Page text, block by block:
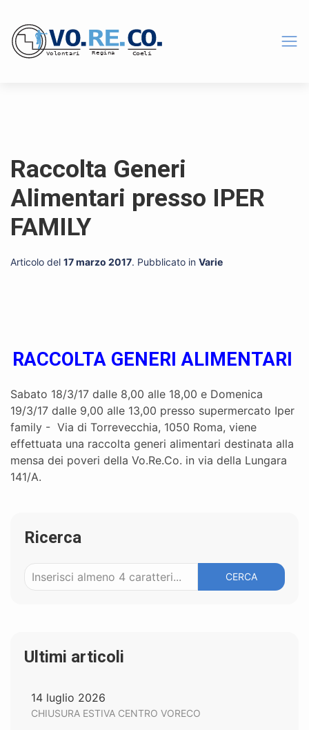
Raccolta Generi
Alimentari presso IPER
FAMILY
Articolo del 17 marzo 2017. Pubblicato in Varie
RACCOLTA GENERI ALIMENTARI
Sabato 18/3/17 dalle 8,00 alle 18,00 e Domenica
19/3/17 dalle 9,00 alle 13,00 presso supermercato Iper
family - Via di Torrevecchia, 1050 Roma, viene
effettuata una raccolta generi alimentari destinata alla
mensa dei poveri della Vo.Re.Co. in via della Lungara
141/A.
Ricerca
CERCA
Ultimi articoli
14 luglio 2026
CHIUSURA ESTIVA CENTRO VORECO